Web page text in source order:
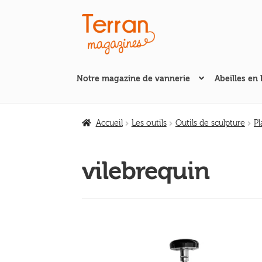
Aller
à
la
Aller
au
contenu
Notre magazine de vannerie Abeilles en
Accueil Les outils Outils de sculpture
vilebrequin